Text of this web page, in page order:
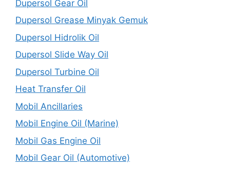
Dupersol Gear Oil
Dupersol Grease Minyak Gemuk
Dupersol Hidrolik Oil
Dupersol Slide Way Oil
Dupersol Turbine Oil
Heat Transfer Oil
Mobil Ancillaries
Mobil Engine Oil (Marine)
Mobil Gas Engine Oil
Mobil Gear Oil (Automotive)